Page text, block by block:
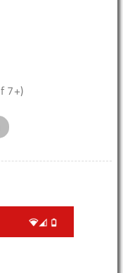
7+)